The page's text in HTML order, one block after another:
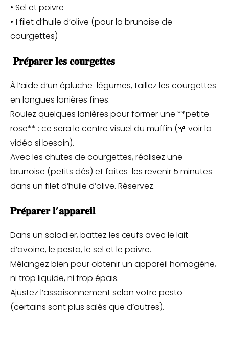
• Sel et poivre
• 1 filet d’huile d’olive (pour la brunoise de
courgettes)
𝐏𝐫𝐞́𝐩𝐚𝐫𝐞𝐫 𝐥𝐞𝐬 𝐜𝐨𝐮𝐫𝐠𝐞𝐭𝐭𝐞𝐬
À l’aide d’un épluche-légumes, taillez les courgettes
en longues lanières fines.
Roulez quelques lanières pour former une **petite
rose** : ce sera le centre visuel du muffin (🌹 voir la
vidéo si besoin).
Avec les chutes de courgettes, réalisez une
brunoise (petits dés) et faites-les revenir 5 minutes
dans un filet d’huile d’olive. Réservez.
𝐏𝐫𝐞́𝐩𝐚𝐫𝐞𝐫 𝐥’𝐚𝐩𝐩𝐚𝐫𝐞𝐢𝐥
Dans un saladier, battez les œufs avec le lait
d’avoine, le pesto, le sel et le poivre.
Mélangez bien pour obtenir un appareil homogène,
ni trop liquide, ni trop épais.
Ajustez l’assaisonnement selon votre pesto
(certains sont plus salés que d’autres).